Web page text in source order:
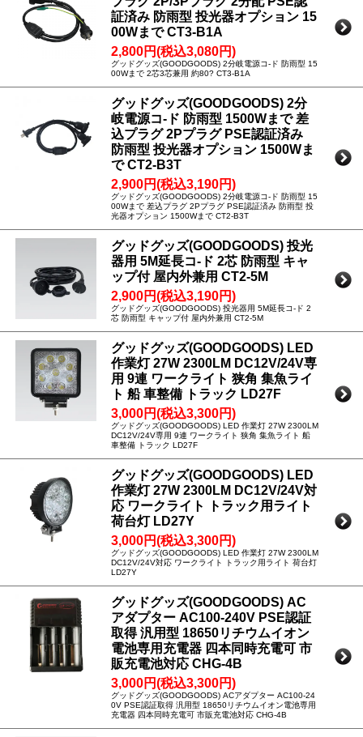
証済み 防雨型 投光器オプション 15
00Wまで CT3-B1A
2,800円(税込3,080円)
グッドグッズ(GOODGOODS) 2分岐電源コ-ド 防雨型 15
00Wまで 2芯3芯兼用 約80? CT3-B1A
グッドグッズ(GOODGOODS) 2分
岐電源コ-ド 防雨型 1500Wまで 差
込プラグ 2Pプラグ PSE認証済み
防雨型 投光器オプション 1500Wま
で CT2-B3T
2,900円(税込3,190円)
グッドグッズ(GOODGOODS) 2分岐電源コ-ド 防雨型 15
00Wまで 差込プラグ 2Pプラグ PSE認証済み 防雨型 投
光器オプション 1500Wまで CT2-B3T
グッドグッズ(GOODGOODS) 投光
器用 5M延長コ-ド 2芯 防雨型 キャ
ップ付 屋内外兼用 CT2-5M
2,900円(税込3,190円)
グッドグッズ(GOODGOODS) 投光器用 5M延長コ-ド 2
芯 防雨型 キャップ付 屋内外兼用 CT2-5M
グッドグッズ(GOODGOODS) LED
作業灯 27W 2300LM DC12V/24V専
用 9連 ワークライト 狭角 集魚ライ
ト 船 車整備 トラック LD27F
3,000円(税込3,300円)
グッドグッズ(GOODGOODS) LED 作業灯 27W 2300LM
DC12V/24V専用 9連 ワークライト 狭角 集魚ライト 船
車整備 トラック LD27F
グッドグッズ(GOODGOODS) LED
作業灯 27W 2300LM DC12V/24V対
応 ワークライト トラック用ライト
荷台灯 LD27Y
3,000円(税込3,300円)
グッドグッズ(GOODGOODS) LED 作業灯 27W 2300LM
DC12V/24V対応 ワークライト トラック用ライト 荷台灯
LD27Y
グッドグッズ(GOODGOODS) AC
アダプター AC100-240V PSE認証
取得 汎用型 18650リチウムイオン
電池専用充電器 四本同時充電可 市
販充電池対応 CHG-4B
3,000円(税込3,300円)
グッドグッズ(GOODGOODS) ACアダプター AC100-24
0V PSE認証取得 汎用型 18650リチウムイオン電池専用
充電器 四本同時充電可 市販充電池対応 CHG-4B